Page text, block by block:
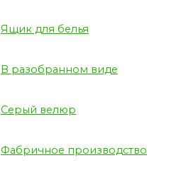
Ящик для белья
В разобранном виде
Серый велюр
Фабричное производство